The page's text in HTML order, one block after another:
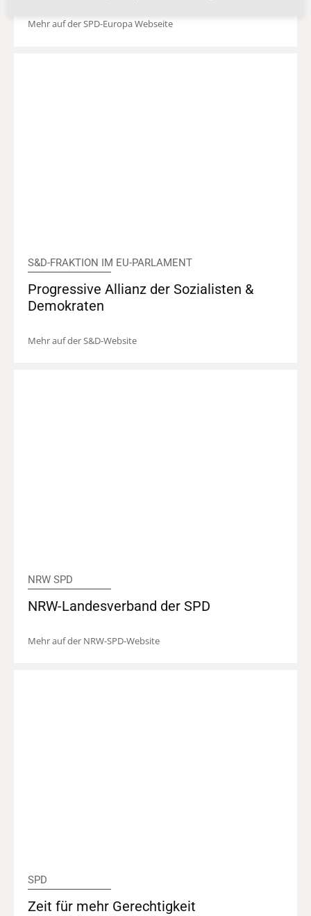
Mehr auf der SPD-Europa Webseite
S&D-FRAKTION IM EU-PARLAMENT
Progressive Allianz der Sozialisten &
Demokraten
Mehr auf der S&D-Website
NRW SPD
NRW-Landesverband der SPD
Mehr auf der NRW-SPD-Website
SPD
Zeit für mehr Gerechtigkeit